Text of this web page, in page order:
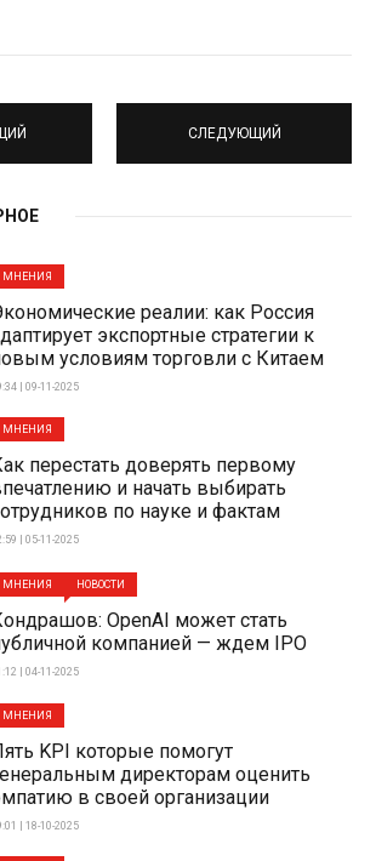
СЛЕДУЮЩИЙ
МНЕНИЯ
реалии: как Россия
экспортные стратегии к
условиям торговли с Китаем
| 09-11-2025
МНЕНИЯ
перестать доверять первому
и начать выбирать
по науке и фактам
| 05-11-2025
МНЕНИЯ НОВОСТИ
OpenAI может стать
компанией — ждем IPO
| 04-11-2025
МНЕНИЯ
KPI которые помогут
директорам оценить
в своей организации
| 18-10-2025